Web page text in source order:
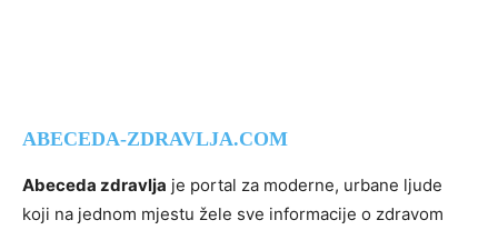
ABECEDA-ZDRAVLJA.COM
Abeceda zdravlja je portal za moderne, urbane ljude
koji na jednom mjestu žele sve informacije o zdravom